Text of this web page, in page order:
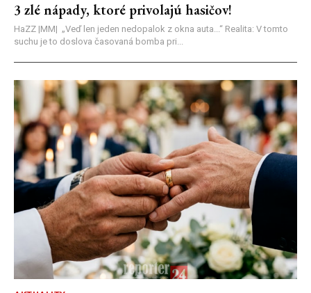
3 zlé nápady, ktoré privolajú hasičov!
HaZZ |MM| ​„Veď len jeden nedopalok z okna auta...“ ​Realita: V tomto
suchu je to doslova časovaná bomba pri...